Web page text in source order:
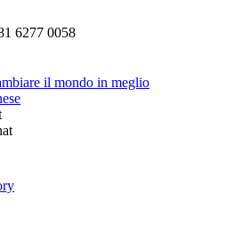
6277 0058
il mondo in meglio